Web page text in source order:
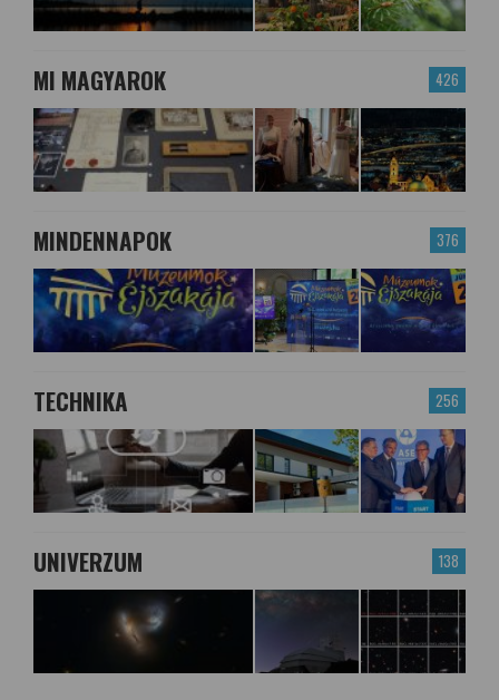
426
MI MAGYAROK
376
MINDENNAPOK
256
TECHNIKA
138
UNIVERZUM